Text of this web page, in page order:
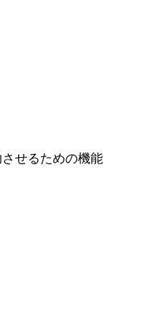
せるための機能